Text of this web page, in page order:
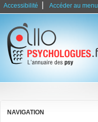
Accessibilité Accéder au menu
NAVIGATION